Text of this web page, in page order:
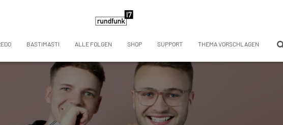
BASTIMASTI ALLE FOLGEN SHOP SUPPORT THEMA VORSCHLAGEN